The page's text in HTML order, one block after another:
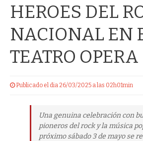
HEROES DEL
NACIONAL EN
TEATRO OPERA
Publicado el dia 26/03/2025 a las 02h01min
Una genuina celebración con
pioneros del rock y la música
próximo sábado 3 de mayo se